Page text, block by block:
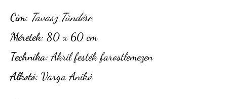
Cím: Tavasz Tündére
Méretek: 80 x 60 cm
Technika: Akril festék farostlemezen
Alkotó: Varga Anikó